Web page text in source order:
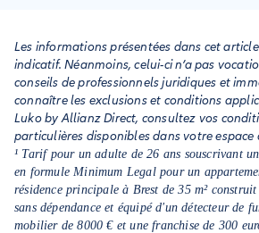
Les informations présentées dans cet
indicatif. Néanmoins, celui-ci n’a pas
conseils de professionnels juridiques et
connaître les exclusions et conditions
Luko by Allianz Direct, consultez vos
particulières disponibles dans votre espace
¹ Tarif pour un adulte de 26 ans souscrivant
en formule Minimum Legal pour un
résidence principale à Brest de 35 m²
sans dépendance et équipé d'un détecteur de
mobilier de 8000 € et une franchise de 300